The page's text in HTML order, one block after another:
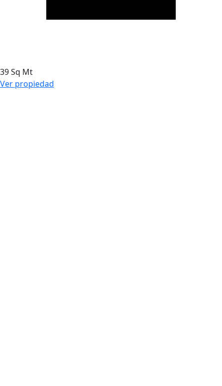
39 Sq Mt
Ver propiedad